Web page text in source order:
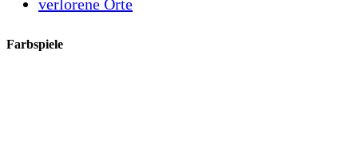
verlorene Orte
Farbspiele